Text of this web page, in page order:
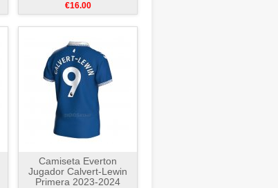
€16.00
Camiseta Everton
Jugador Calvert-Lewin
Primera 2023-2024